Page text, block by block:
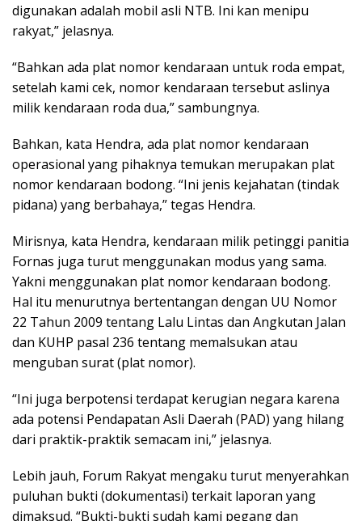
digunakan adalah mobil asli NTB. Ini kan menipu
rakyat,” jelasnya.
“Bahkan ada plat nomor kendaraan untuk roda empat,
setelah kami cek, nomor kendaraan tersebut aslinya
milik kendaraan roda dua,” sambungnya.
Bahkan, kata Hendra, ada plat nomor kendaraan
operasional yang pihaknya temukan merupakan plat
nomor kendaraan bodong. “Ini jenis kejahatan (tindak
pidana) yang berbahaya,” tegas Hendra.
Mirisnya, kata Hendra, kendaraan milik petinggi panitia
Fornas juga turut menggunakan modus yang sama.
Yakni menggunakan plat nomor kendaraan bodong.
Hal itu menurutnya bertentangan dengan UU Nomor
22 Tahun 2009 tentang Lalu Lintas dan Angkutan Jalan
dan KUHP pasal 236 tentang memalsukan atau
menguban surat (plat nomor).
“Ini juga berpotensi terdapat kerugian negara karena
ada potensi Pendapatan Asli Daerah (PAD) yang hilang
dari praktik-praktik semacam ini,” jelasnya.
Lebih jauh, Forum Rakyat mengaku turut menyerahkan
puluhan bukti (dokumentasi) terkait laporan yang
dimaksud. “Bukti-bukti sudah kami pegang dan